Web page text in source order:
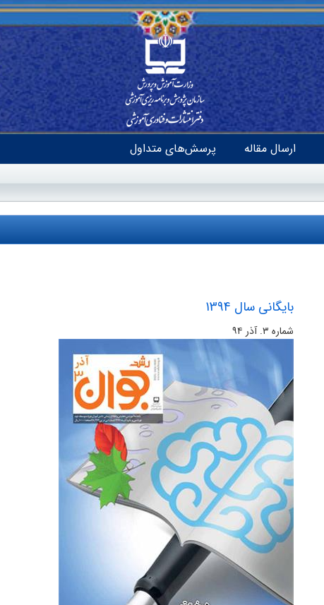
ارسال مقاله پرسش‌های متداول
بایگانی سال 1394
شماره ۳. آذر ۹۴